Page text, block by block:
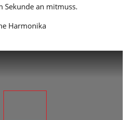
Sekunde an mitmuss.
Harmonika